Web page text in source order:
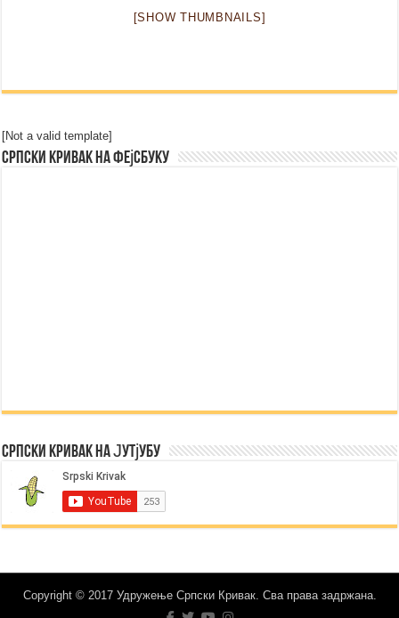
[SHOW THUMBNAILS]
[Not a valid template]
Српски Кривак на Фејсбуку
Српски Кривак на Јутјубу
Copyright © 2017 Удружење Српски Кривак. Сва права задржана.